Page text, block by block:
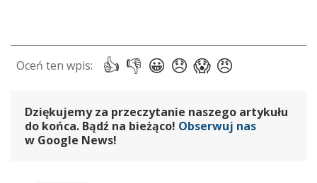
Dziękujemy za przeczytanie naszego artykułu
do końca. Bądź na bieżąco! Obserwuj nas
w Google News!